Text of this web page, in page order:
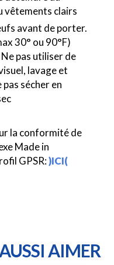
vêtements clairs
avant de porter.
30° ou 90°F)
pas utiliser de
lavage et
sécher en
la conformité de
Made in
GPSR:)ICI(
AUSSI AIMER